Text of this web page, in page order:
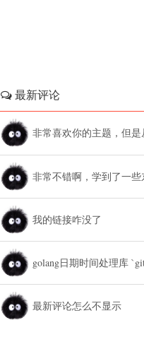
最新评论
非常喜欢你的主题，但是从PHP7.1开始，主题设
非常不错啊，学到了一些
我的链接咋没了
golang日期时间处理库
最新评论怎么不显示